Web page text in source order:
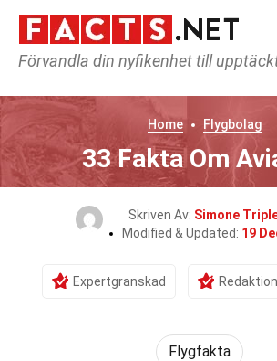
Förvandla din nyfikenhet till
Home Flygbolag
33 Fakta Om
Skriven Av: Simone
Modified & Updated: 19
Expertgranskad
Flygfakta